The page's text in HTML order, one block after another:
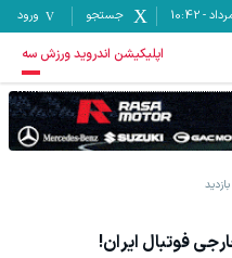
-
10:42 جستجو ورود
اپلیکیشن اندروید ورزش سه
بازدید